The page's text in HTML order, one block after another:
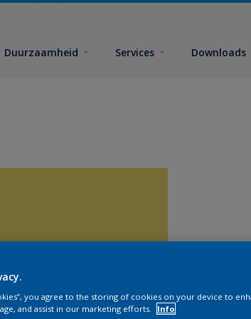
Duurzaamheid Services Downloads
you agree to the storing of cookies on your device to
and assist in our marketing efforts.
Info